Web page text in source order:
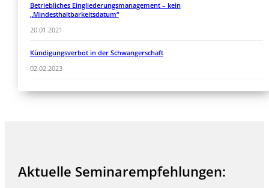
Betriebliches Eingliederungsmanagement – kein
„Mindesthaltbarkeitsdatum“
20.01.2021
Kündigungsverbot in der Schwangerschaft
02.02.2023
Aktuelle Seminarempfehlungen: